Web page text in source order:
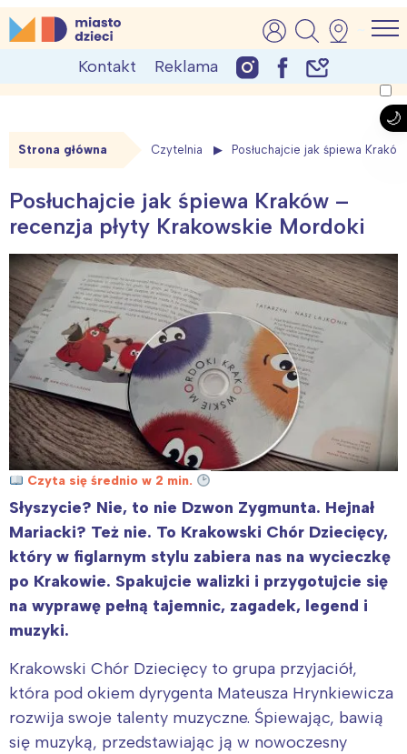
Skip
to
MiastoDzieci.pl
atrakcje dla dzieci, wydarzenia, imprezy rodzinne
Kontakt Reklama
Strona główna Czytelnia Posłuchajcie jak śpiewa
Posłuchajcie jak śpiewa Kraków –
recenzja płyty Krakowskie Mordoki
Czyta się średnio w 2 min.
Słyszycie? Nie, to nie Dzwon Zygmunta. Hejnał
Mariacki? Też nie. To Krakowski Chór Dziecięcy,
który w figlarnym stylu zabiera nas na wycieczkę
po Krakowie. Spakujcie walizki i przygotujcie się
na wyprawę pełną tajemnic, zagadek, legend i
muzyki.
Krakowski Chór Dziecięcy to grupa przyjaciół,
która pod okiem dyrygenta Mateusza Hrynkiewicza
rozwija swoje talenty muzyczne. Śpiewając, bawią
się muzyką, przedstawiając ją w nowoczesny